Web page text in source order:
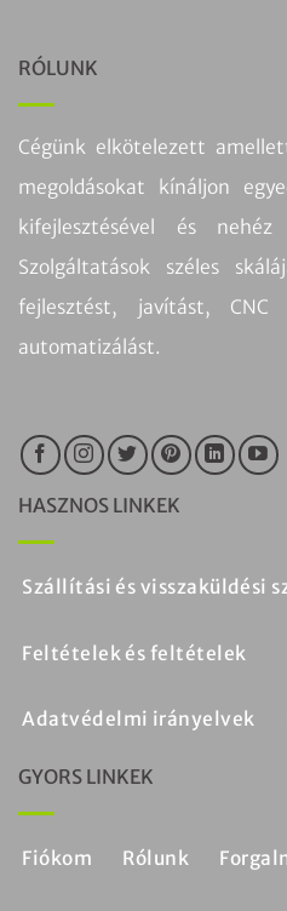
RÓLUNK
Cégünk elkötelezett
megoldásokat kínáljon
kifejlesztésével és nehéz
Szolgáltatások széles
fejlesztést, javítást,
automatizálást.
HASZNOS LINKEK
Szállítási és visszaküldési
Feltételek és feltételek
Adatvédelmi irányelvek
GYORS LINKEK
Fiókom Rólunk